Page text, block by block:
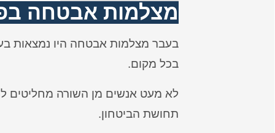
מצלמות אבטחה
בעבר מצלמות אבטחה היו נמצאות
בכל מקום.
לא מעט אנשים מן השורה מחליטים
תחושת הביטחון.